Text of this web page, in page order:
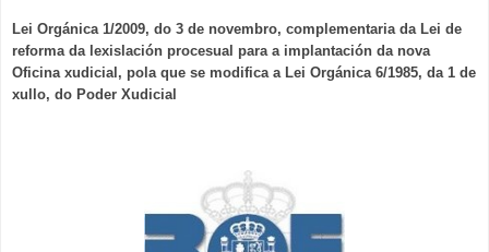
Lei Orgánica 1/2009, do 3 de novembro, complementaria da Lei de
reforma da lexislación procesual para a implantación da nova
Oficina xudicial, pola que se modifica a Lei Orgánica 6/1985, da 1 de
xullo, do Poder Xudicial